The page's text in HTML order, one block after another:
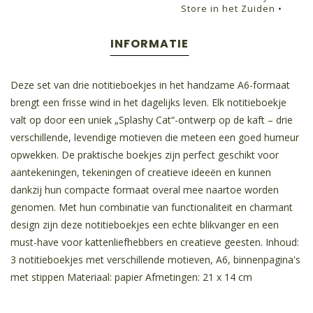
Store in het Zuiden •
INFORMATIE
Deze set van drie notitieboekjes in het handzame A6-formaat
brengt een frisse wind in het dagelijks leven. Elk notitieboekje
valt op door een uniek „Splashy Cat“-ontwerp op de kaft – drie
verschillende, levendige motieven die meteen een goed humeur
opwekken. De praktische boekjes zijn perfect geschikt voor
aantekeningen, tekeningen of creatieve ideeën en kunnen
dankzij hun compacte formaat overal mee naartoe worden
genomen. Met hun combinatie van functionaliteit en charmant
design zijn deze notitieboekjes een echte blikvanger en een
must-have voor kattenliefhebbers en creatieve geesten. Inhoud:
3 notitieboekjes met verschillende motieven, A6, binnenpagina's
met stippen Materiaal: papier Afmetingen: 21 x 14 cm